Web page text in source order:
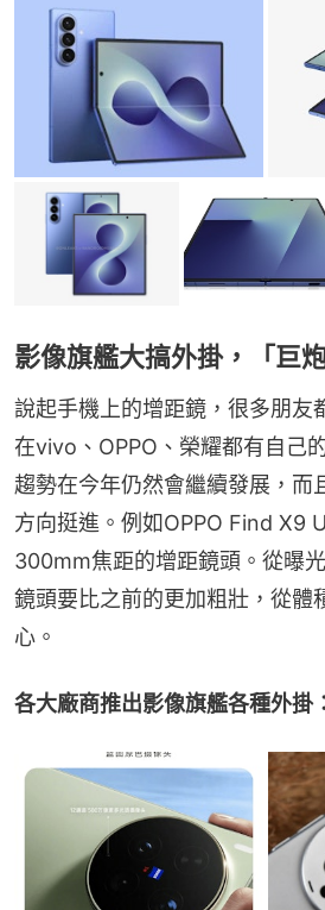
影像旗艦大搞外掛，「巨
說起手機上的增距鏡，很多朋友
在vivo、OPPO、榮耀都有自己
趨勢在今年仍然會繼續發展，而
方向挺進。例如OPPO Find X9
300mm焦距的增距鏡頭。從曝
鏡頭要比之前的更加粗壯，從體
心。
各大廠商推出影像旗艦各種外掛：